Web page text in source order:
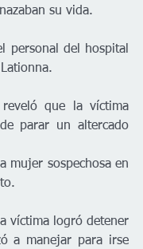
su vida.
personal del hospital
reveló que la víctima
parar un altercado
mujer sospechosa en
víctima logró detener
a manejar para irse